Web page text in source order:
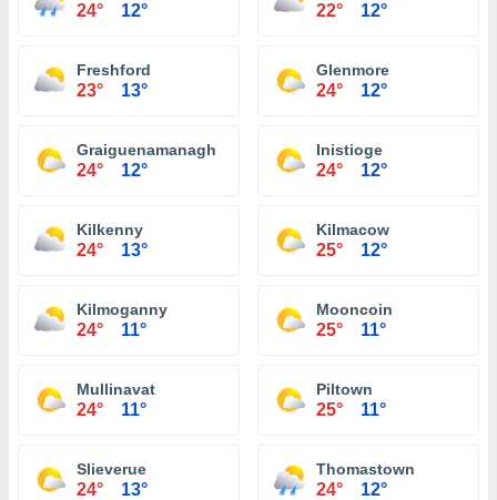
24° 12° 22° 12°
Freshford
23° 13°
Glenmore
24° 12°
Graiguenamanagh
24° 12°
Inistioge
24° 12°
Kilkenny
24° 13°
Kilmacow
25° 12°
Kilmoganny
24° 11°
Mooncoin
25° 11°
Mullinavat
24° 11°
Piltown
25° 11°
Slieverue
24° 13°
Thomastown
24° 12°